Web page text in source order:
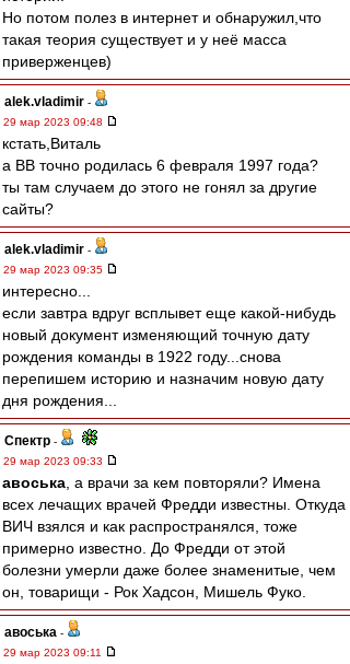
Но потом полез в интернет и обнаружил,что
такая теория существует и у неё масса
приверженцев)
alek.vladimir -
29 мар 2023 09:48
кстать,Виталь
а ВВ точно родилась 6 февраля 1997 года?
ты там случаем до этого не гонял за другие
сайты?
alek.vladimir -
29 мар 2023 09:35
интересно...
если завтра вдруг всплывет еще какой-нибудь
новый документ изменяющий точную дату
рождения команды в 1922 году...снова
перепишем историю и назначим новую дату
дня рождения...
Спектр -
29 мар 2023 09:33
авоська , а врачи за кем повторяли? Имена
всех лечащих врачей Фредди известны. Откуда
ВИЧ взялся и как распространялся, тоже
примерно известно. До Фредди от этой
болезни умерли даже более знаменитые, чем
он, товарищи - Рок Хадсон, Мишель Фуко.
авоська -
29 мар 2023 09:11